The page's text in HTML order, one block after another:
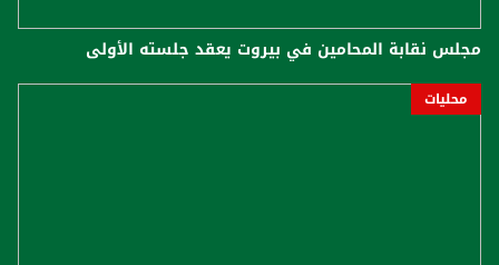
مجلس نقابة المحامين في بيروت يعقد جلسته الأولى
محليات